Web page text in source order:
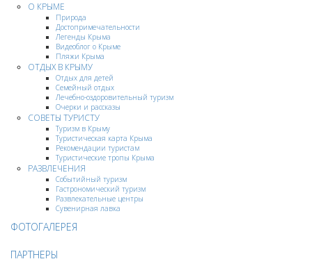
О КРЫМЕ
Природа
Достопримечательности
Легенды Крыма
Видеоблог о Крыме
Пляжи Крыма
ОТДЫХ В КРЫМУ
Отдых для детей
Семейный отдых
Лечебно-оздоровительный туризм
Очерки и рассказы
СОВЕТЫ ТУРИСТУ
Туризм в Крыму
Туристическая карта Крыма
Рекомендации туристам
Туристические тропы Крыма
РАЗВЛЕЧЕНИЯ
Событийный туризм
Гастрономический туризм
Развлекательные центры
Сувенирная лавка
ФОТОГАЛЕРЕЯ
ПАРТНЕРЫ